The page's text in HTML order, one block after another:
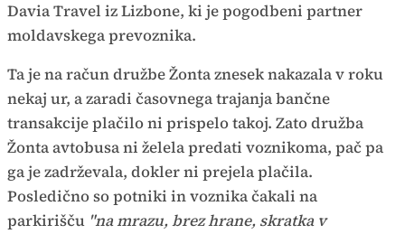
Davia Travel iz Lizbone, ki je pogodbeni partner
moldavskega prevoznika.
Ta je na račun družbe Žonta znesek nakazala v roku
nekaj ur, a zaradi časovnega trajanja bančne
transakcije plačilo ni prispelo takoj. Zato družba
Žonta avtobusa ni želela predati voznikoma, pač pa
ga je zadrževala, dokler ni prejela plačila.
Posledično so potniki in voznika čakali na
parkirišču "na mrazu, brez hrane, skratka v